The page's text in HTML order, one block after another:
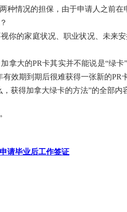
种情况的担保，由于申请人之前
的家庭状况、职业状况、未来安
大的PR卡其实并不能说是“绿卡
效期到期后很难获得一张新的PR卡
得加拿大绿卡的方法”的全部内
请毕业后工作签证